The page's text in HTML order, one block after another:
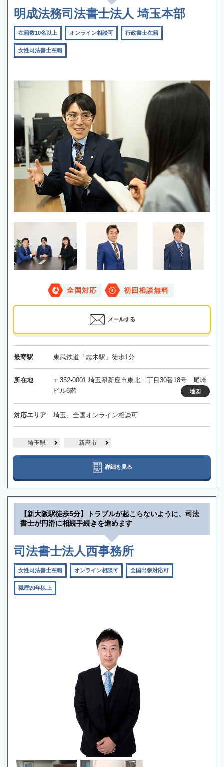
明成法務司法書士法人 埼玉本部
在籍数10名以上 オンライン相談可 行政書士在籍
女性司法書士在籍
全国対応 初回相談無料
メールする
最寄駅 東武鉄道「志木駅」徒歩1分
所在地
〒352-0001 埼玉県新座市東北二丁目30番18号 尾崎
ビル6階
地図
対応エリア 埼玉、全国オンライン相談可
埼玉県 新座市
詳細を見る
【新大阪駅徒歩5分】トラブルが起こらないように、司法
書士が円滑に相続手続きを進めます
司法書士法人西事務所
女性司法書士在籍 オンライン相談可 全国出張対応可
職歴20年以上